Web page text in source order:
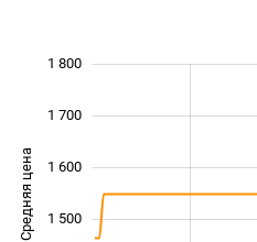
Средняя цена 1 500
1 600
1 700
1 800